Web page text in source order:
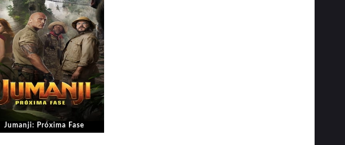
Jumanji: Próxima Fase